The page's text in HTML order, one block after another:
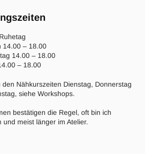
14.00 – 18.00
14.00 – 18.00
– 18.00
den Nähkurszeiten Dienstag, Donnerstag
siehe Workshops.
bestätigen die Regel, oft bin ich
und meist länger im Atelier.